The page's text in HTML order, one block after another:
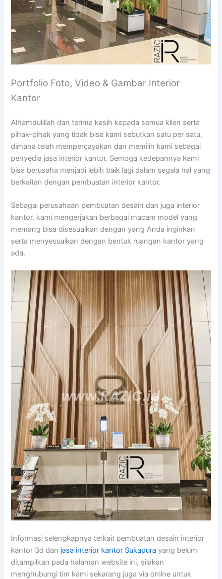
Portfolio Foto, Video & Gambar Interior
Kantor
Alhamdulillah dan terima kasih kepada semua klien serta
pihak-pihak yang tidak bisa kami sebutkan satu per satu,
dimana telah mempercayakan dan memilih kami sebagai
penyedia jasa interior kantor. Semoga kedepannya kami
bisa berusaha menjadi lebih baik lagi dalam segala hal yang
berkaitan dengan pembuatan interior kantor.
Sebagai perusahaan pembuatan desain dan juga interior
kantor, kami mengerjakan berbagai macam model yang
memang bisa disesuaikan dengan yang Anda inginkan
serta menyesuaikan dengan bentuk ruangan kantor yang
ada.
Informasi selengkapnya terkait pembuatan desain interior
kantor 3d dan jasa interior kantor Sukapura yang belum
ditampilkan pada halaman website ini, silakan
menghubungi tim kami sekarang juga via online untuk